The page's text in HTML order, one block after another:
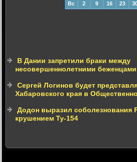
Вс
2 9 16 23
В Дании запретили браки между
несовершеннолетними беженцами
Сергей Логинов будет
Хабаровского края в
Додон выразил соболезнования
крушением Ту-154